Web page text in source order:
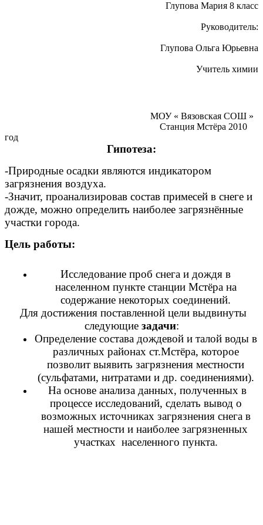
Глупова Мария 8 класс
Руководитель:
Глупова Ольга Юрьевна
Учитель химии
МОУ « Вязовская СОШ »
Станция Мстёра 2010
год
Гипотеза:
-Природные осадки являются индикатором
загрязнения воздуха.
-Значит, проанализировав состав примесей в снеге и
дожде, можно определить наиболее загрязнённые
участки города.
Цель работы:
Исследование проб снега и дождя в
населенном пункте станции Мстёра на
содержание некоторых соединений.
Для достижения поставленной цели выдвинуты
следующие задачи:
Определение состава дождевой и талой воды в
различных районах ст.Мстёра, которое
позволит выявить загрязнения местности
(сульфатами, нитратами и др. соединениями).
На основе анализа данных, полученных в
процессе исследований, сделать вывод о
возможных источниках загрязнения снега в
нашей местности и наиболее загрязненных
участках населенного пункта.